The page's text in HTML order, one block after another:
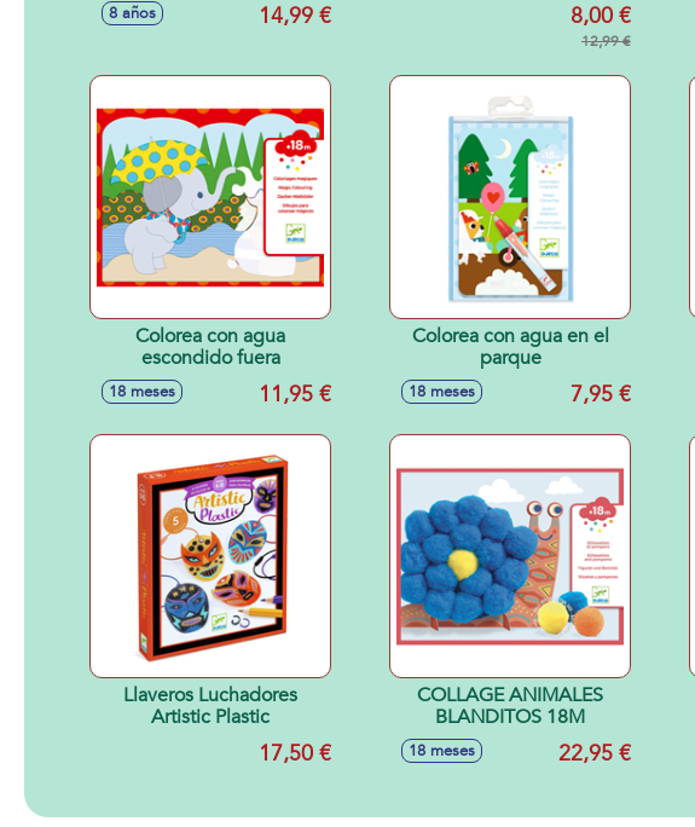
8 años 14,99 € 8,00 €
12,99 €
Colorea con agua
escondido fuera
18 meses 11,95 €
Colorea con agua en el
parque
18 meses 7,95 €
Llaveros Luchadores
Artistic Plastic
17,50 €
COLLAGE ANIMALES
BLANDITOS 18M
18 meses 22,95 €